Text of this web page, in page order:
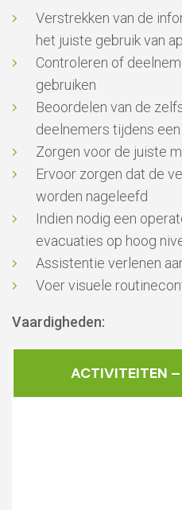
Verstrekken van de
het juiste gebruik van
Controleren of
gebruiken
Beoordelen van de
deelnemers tijdens
Zorgen voor de juiste
Ervoor zorgen dat de
worden nageleefd
Indien nodig een
evacuaties op hoog
Assistentie verlenen
Voer visuele
Vaardigheden:
ACTIVITEITEN –